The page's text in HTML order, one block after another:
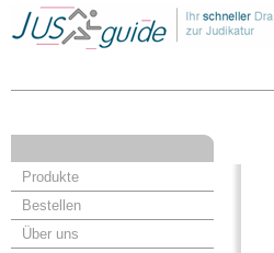
Produkte
Bestellen
Über uns